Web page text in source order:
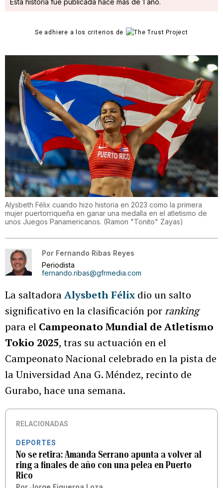
Esta historia fue publicada hace más de 1 año.
Se adhiere a los criterios de
Alysbeth Félix cuando hizo historia en 2023 como la primera
mujer puertorriqueña en ganar una medalla en el atletismo de
unos Juegos Panamericanos. (Ramon "Tonito" Zayas)
Por Fernando Ribas Reyes
Periodista
fernando.ribas@gfrmedia.com
La saltadoraAlysbeth Félix dio un salto
significativo en la clasificación porranking
para el Campeonato Mundial de Atletismo
Tokio 2025, tras su actuación en el
Campeonato Nacional celebrado en la pista de
la Universidad Ana G. Méndez, recinto de
Gurabo, hace una semana.
RELACIONADAS
DEPORTES
No se retira: Amanda Serrano apunta a volver al
ring a finales de año con una pelea en Puerto
Rico